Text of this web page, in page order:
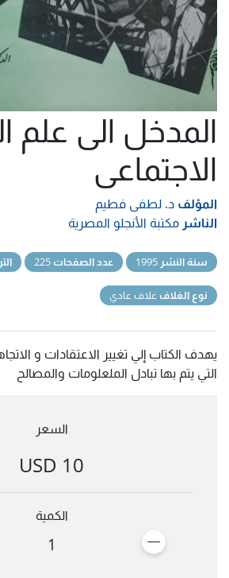
المدخل الى علم
الاجتماعى
المؤلف د. لطفى فطيم
الناشر مكتبة الأنجلو المصرية
سنة النشر عدد الصفحات
نوع الغلاف غلاف عادي
يهدف الكتاب إلي تغيير الاعتقادات و
التي يتم بها تبادل الملعلومات والمصالح
السعر
10 USD
الكمية
1